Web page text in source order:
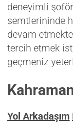
deneyimli
semtlerininde
devam
tercih etmek
geçmeniz
Yol Arkadaşım